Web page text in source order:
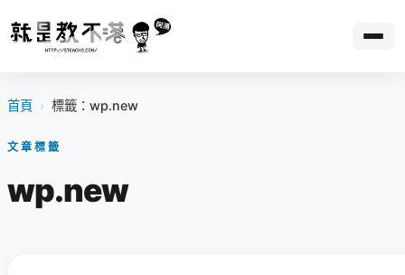
首頁 › 標籤：wp.new
文章標籤
wp.new